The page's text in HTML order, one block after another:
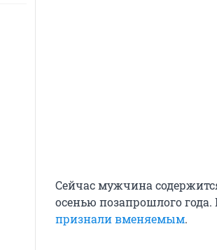
Сейчас мужчина
осенью позапрошлого года.
признали вменяемым.